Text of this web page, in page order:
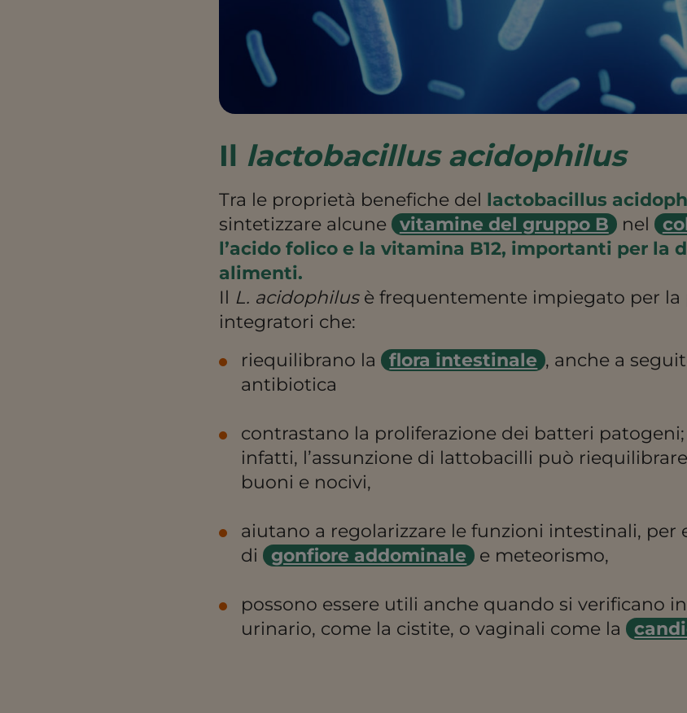
Il lactobacillus acidophilus
Tra le proprietà benefiche del lactobacillus
sintetizzare alcune
vitamine del gruppo B nel
l’acido folico e la vitamina B12, importanti per la
alimenti.
Il L. acidophilusè frequentemente impiegato per la
integratori che:
riequilibrano la flora intestinale , anche a
antibiotica
contrastano la proliferazione dei batteri
infatti, l’assunzione di lattobacilli può
buoni e nocivi,
aiutano a regolarizzare le funzioni intestinali, per
di gonfiore addominale e meteorismo,
possono essere utili anche quando si verificano
urinario, come la cistite, o vaginali come la